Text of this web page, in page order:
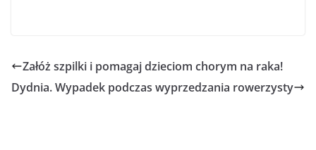
Załóż szpilki i pomagaj dzieciom chorym na raka!
Dydnia. Wypadek podczas wyprzedzania rowerzysty